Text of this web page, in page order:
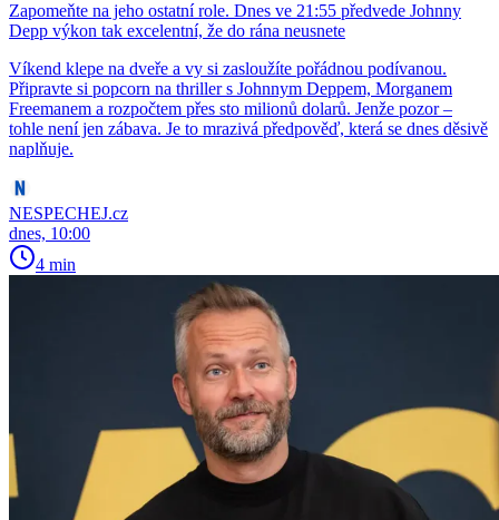
Zapomeňte na jeho ostatní role. Dnes ve 21:55 předvede Johnny
Depp výkon tak excelentní, že do rána neusnete
Víkend klepe na dveře a vy si zasloužíte pořádnou podívanou.
Připravte si popcorn na thriller s Johnnym Deppem, Morganem
Freemanem a rozpočtem přes sto milionů dolarů. Jenže pozor –
tohle není jen zábava. Je to mrazivá předpověď, která se dnes děsivě
naplňuje.
NESPECHEJ.cz
dnes, 10:00
4 min